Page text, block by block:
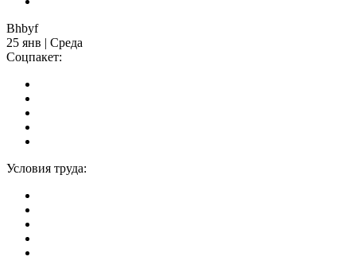
Bhbyf
25 янв | Среда
Соцпакет:
Условия труда: